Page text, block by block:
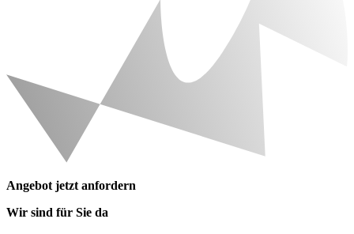
Angebot jetzt anfordern
Wir sind für Sie da